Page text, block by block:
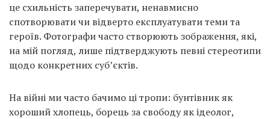
це схильність заперечувати, ненавмисно
спотворювати чи відверто експлуатувати теми та
героїв. Фотографи часто створюють зображення, які,
на мій погляд, лише підтверджують певні стереотипи
щодо конкретних суб’єктів.
На війні ми часто бачимо ці тропи: бунтівник як
хороший хлопець, борець за свободу як ідеолог,